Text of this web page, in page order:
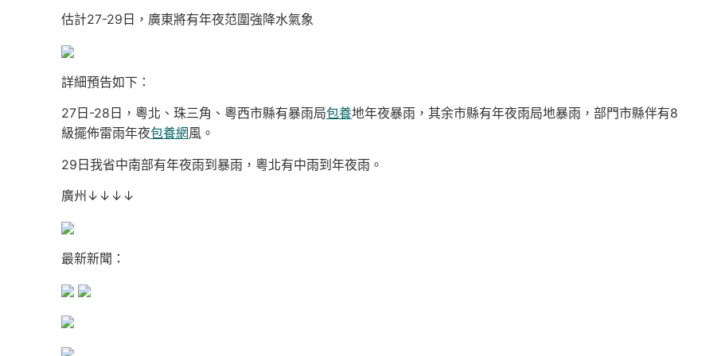
估計27-29日，廣東將有年夜范圍強降水氣象
詳細預告如下：
27日-28日，粵北、珠三角、粵西市縣有暴雨局包養地年夜暴雨，其余市縣有年夜雨局地暴雨，部門市縣伴有8
級擺佈雷雨年夜包養網風。
29日我省中南部有年夜雨到暴雨，粵北有中雨到年夜雨。
廣州↓↓↓↓
最新新聞：